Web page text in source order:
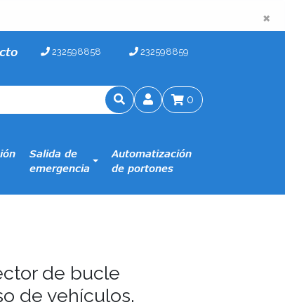
×
×
232598858 232598859
0
Salida de
emergencia
Automatización
de portones
de bucle
de vehículos.